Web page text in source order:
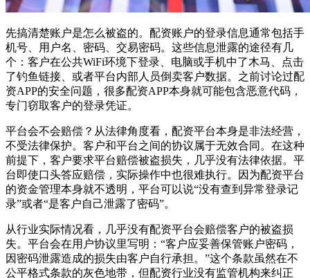
先搞清楚账户是怎么被盗的。配资账户的登录信息通常包括手
机号、用户名、密码、交易密码。这些信息泄露的途径有几
个：客户在公共WiFi环境下登录、电脑或手机中了木马、点击
了钓鱼链接、或者平台内部人员倒卖客户数据。之前讨论过配
资APP的安全问题，很多配资APP本身就可能包含恶意代码，
专门窃取客户的登录凭证。
平台会不会赔偿？从法律角度看，配资平台本身是非法经营，
不受法律保护。客户和平台之间的协议属于无效合同。在这种
前提下，客户要求平台赔偿被盗损失，几乎没有法律依据。平
台即使口头答应赔偿，实际操作中也很难执行。因为配资平台
的资金管理本身就不透明，平台可以说“没有查到异常登录记
录”或者“是客户自己泄露了密码”。
从行业实际情况看，几乎没有配资平台会赔偿客户的被盗损
失。平台会在用户协议里写明：“客户应妥善保管账户密码，
因密码泄露造成的损失由客户自行承担。”这个条款虽然在不
公平格式条款的灰色地带，但配资行业没有监管机构来纠正